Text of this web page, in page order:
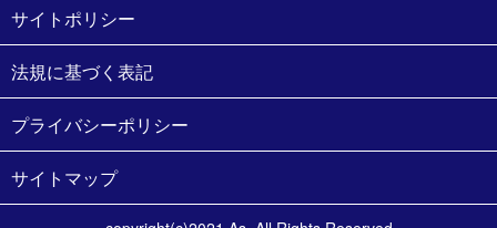
サイトポリシー
法規に基づく表記
プライバシーポリシー
サイトマップ